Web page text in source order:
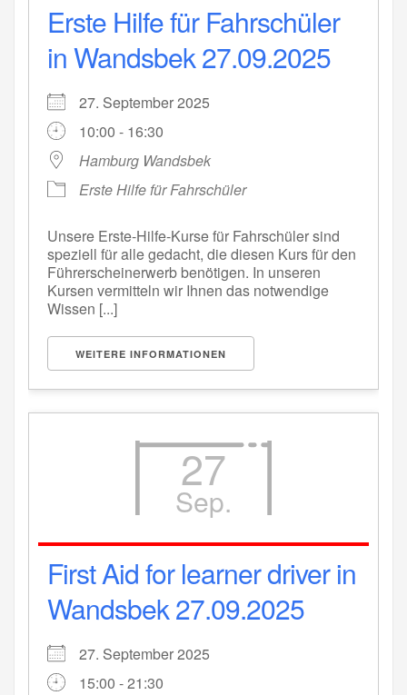
Erste Hilfe für Fahrschüler
in Wandsbek 27.09.2025
27. September 2025
10:00 - 16:30
Hamburg Wandsbek
Erste Hilfe für Fahrschüler
Unsere Erste-Hilfe-Kurse für Fahrschüler sind
speziell für alle gedacht, die diesen Kurs für den
Führerscheinerwerb benötigen. In unseren
Kursen vermitteln wir Ihnen das notwendige
Wissen [...]
WEITERE INFORMATIONEN
27
Sep.
First Aid for learner driver in
Wandsbek 27.09.2025
27. September 2025
15:00 - 21:30